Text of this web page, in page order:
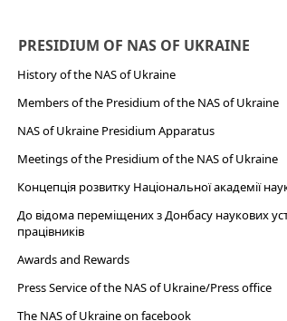
PRESIDIUM OF NAS OF UKRAINE
History of the NAS of Ukraine
Members of the Presidium of the NAS of Ukraine
NAS of Ukraine Presidium Apparatus​
Meetings of the Presidium of the NAS of Ukraine
Концепція розвитку Національної академії
До відома переміщених з Донбасу наукових
працівників
Awards and Rewards
Press Service of the NAS of Ukraine/Press office
The NAS of Ukraine on facebook